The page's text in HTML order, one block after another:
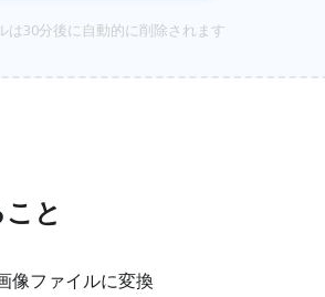
は30分後に自動的に削除されます
と
像ファイルに変換